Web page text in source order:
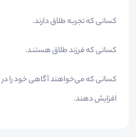
کسانی که تجربه طلاق دارند.
کسانی که فرزند طلاق هستند.
کسانی که می‌خواهند آگاهی‌ خود را
افزایش دهند.